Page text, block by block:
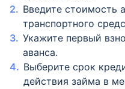
Введите стоимость
транспортного
Укажите первый
аванса.
Выберите срок
действия займа в